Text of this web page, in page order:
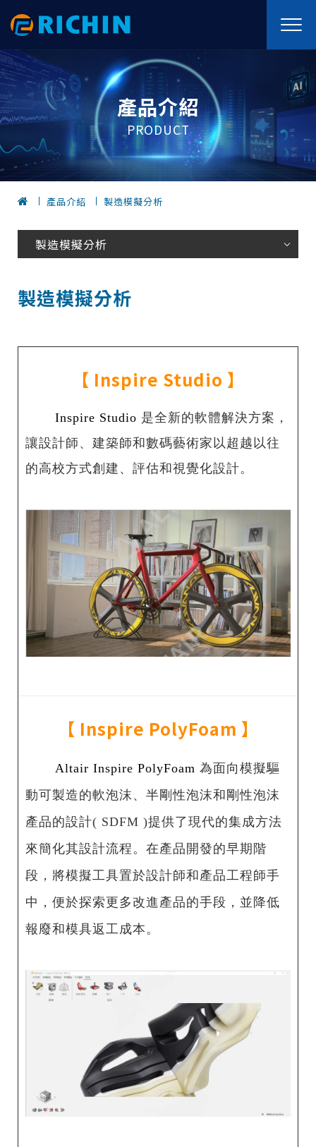
產品介紹
PRODUCT
產品介紹 製造模擬分析
製造模擬分析
製造模擬分析
【 Inspire Studio 】
Inspire Studio 是全新的軟體解決方案，
讓設計師、建築師和數碼藝術家以超越以往
的高校方式創建、評估和視覺化設計。
【 Inspire PolyFoam 】
Altair Inspire PolyFoam 為面向模擬驅
動可製造的軟泡沫、半剛性泡沫和剛性泡沫
產品的設計( SDFM )提供了現代的集成方法
來簡化其設計流程。在產品開發的早期階
段，將模擬工具置於設計師和產品工程師手
中，便於探索更多改進產品的手段，並降低
報廢和模具返工成本。